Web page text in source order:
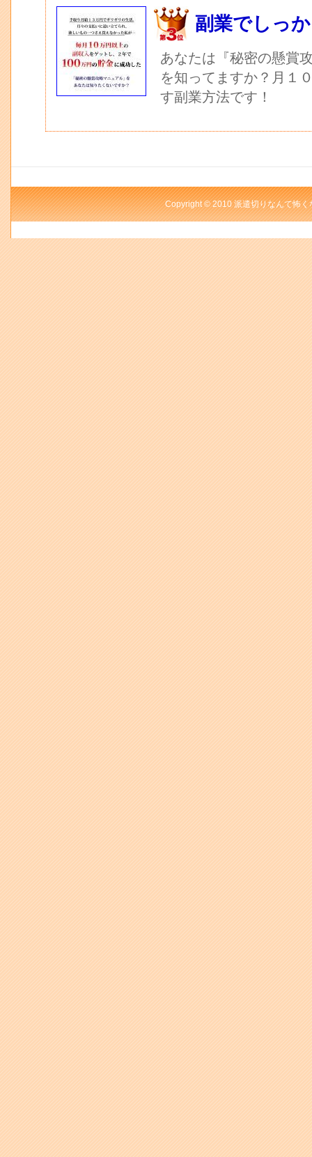
副業でしっ
あなたは『秘密の懸賞
を知ってますか？月１
す副業方法です！
Copyright © 2010 派遣切りなんて怖